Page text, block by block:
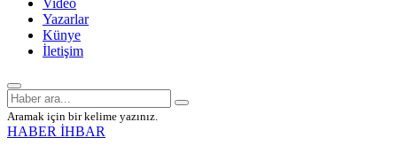
Video
Yazarlar
Künye
İletişim
Aramak için bir kelime yazınız.
HABER İHBAR